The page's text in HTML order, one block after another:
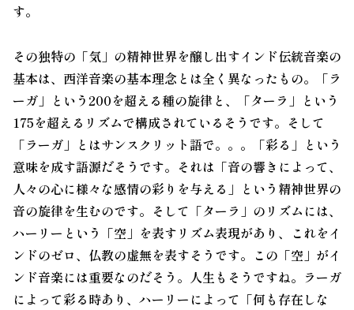
す。
その独特の「気」の精神世界を醸し出すインド伝統音楽の
基本は、西洋音楽の基本理念とは全く異なったもの。「ラ
ーガ」という200を超える種の旋律と、「ターラ」という
175を超えるリズムで構成されているそうです。そして
「ラーガ」とはサンスクリット語で。。。
「彩る」という
意味を成す語源だそうです。それは「音の響きによって、
人々の心に様々な感情の彩りを与える」という 精神世界の
音の旋律を生むのです。そして「ターラ」のリズムには、
ハーリーという「空」を表すリズム表現があり、これをイ
ンドのゼロ、仏教の虚無を表すそうです。この「空」がイ
ンド音楽には重要なのだそう。人生もそうですね。ラーガ
によって彩る時あり、ハーリーによって「何も存在しな